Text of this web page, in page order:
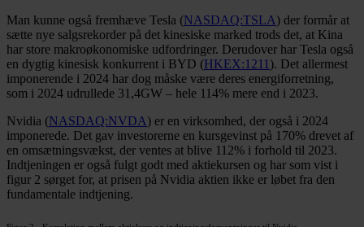
Man kunne også fremhæve Tesla (NASDAQ:TSLA) der formår at
sætte nye salgsrekorder på det kinesiske marked trods det, at Kina
har store makroøkonomiske udfordringer. Derudover har Tesla også
en dygtig kinesisk konkurrent i BYD (HKEX:1211 ). Det allermest
imponerende i 2024 har dog måske være deres energiforretning,
som i 2024 udrullede 31,4GW – hele 114% mere end i 2023.
Nvidia (NASDAQ:NVDA) er en virksomhed, der også i 2024
imponerede. Det gav investorerne en kursgevinst på 170% drevet af
en omsætningsvækst, der ventes at blive 112% i forhold til 2023.
Indtjeningen er også fulgt godt med aktiekursen og har som vist i
figur 2 sørget for, at prisen på Nvidia aktien ikke er løbet fra den
fundamentale indtjening.